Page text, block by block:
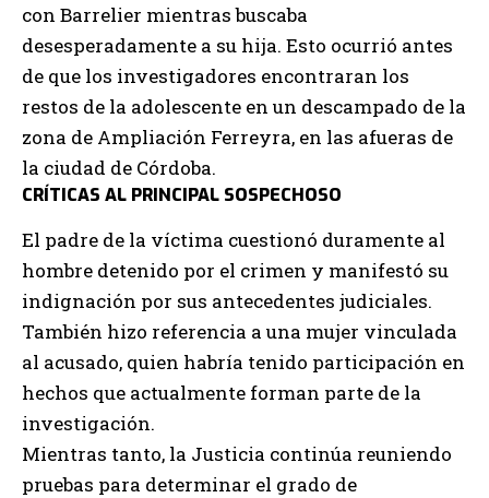
con Barrelier mientras buscaba
desesperadamente a su hija. Esto ocurrió antes
de que los investigadores encontraran los
restos de la adolescente en un descampado de la
zona de Ampliación Ferreyra, en las afueras de
la ciudad de Córdoba.
CRÍTICAS AL PRINCIPAL SOSPECHOSO
El padre de la víctima cuestionó duramente al
hombre detenido por el crimen y manifestó su
indignación por sus antecedentes judiciales.
También hizo referencia a una mujer vinculada
al acusado, quien habría tenido participación en
hechos que actualmente forman parte de la
investigación.
Mientras tanto, la Justicia continúa reuniendo
pruebas para determinar el grado de